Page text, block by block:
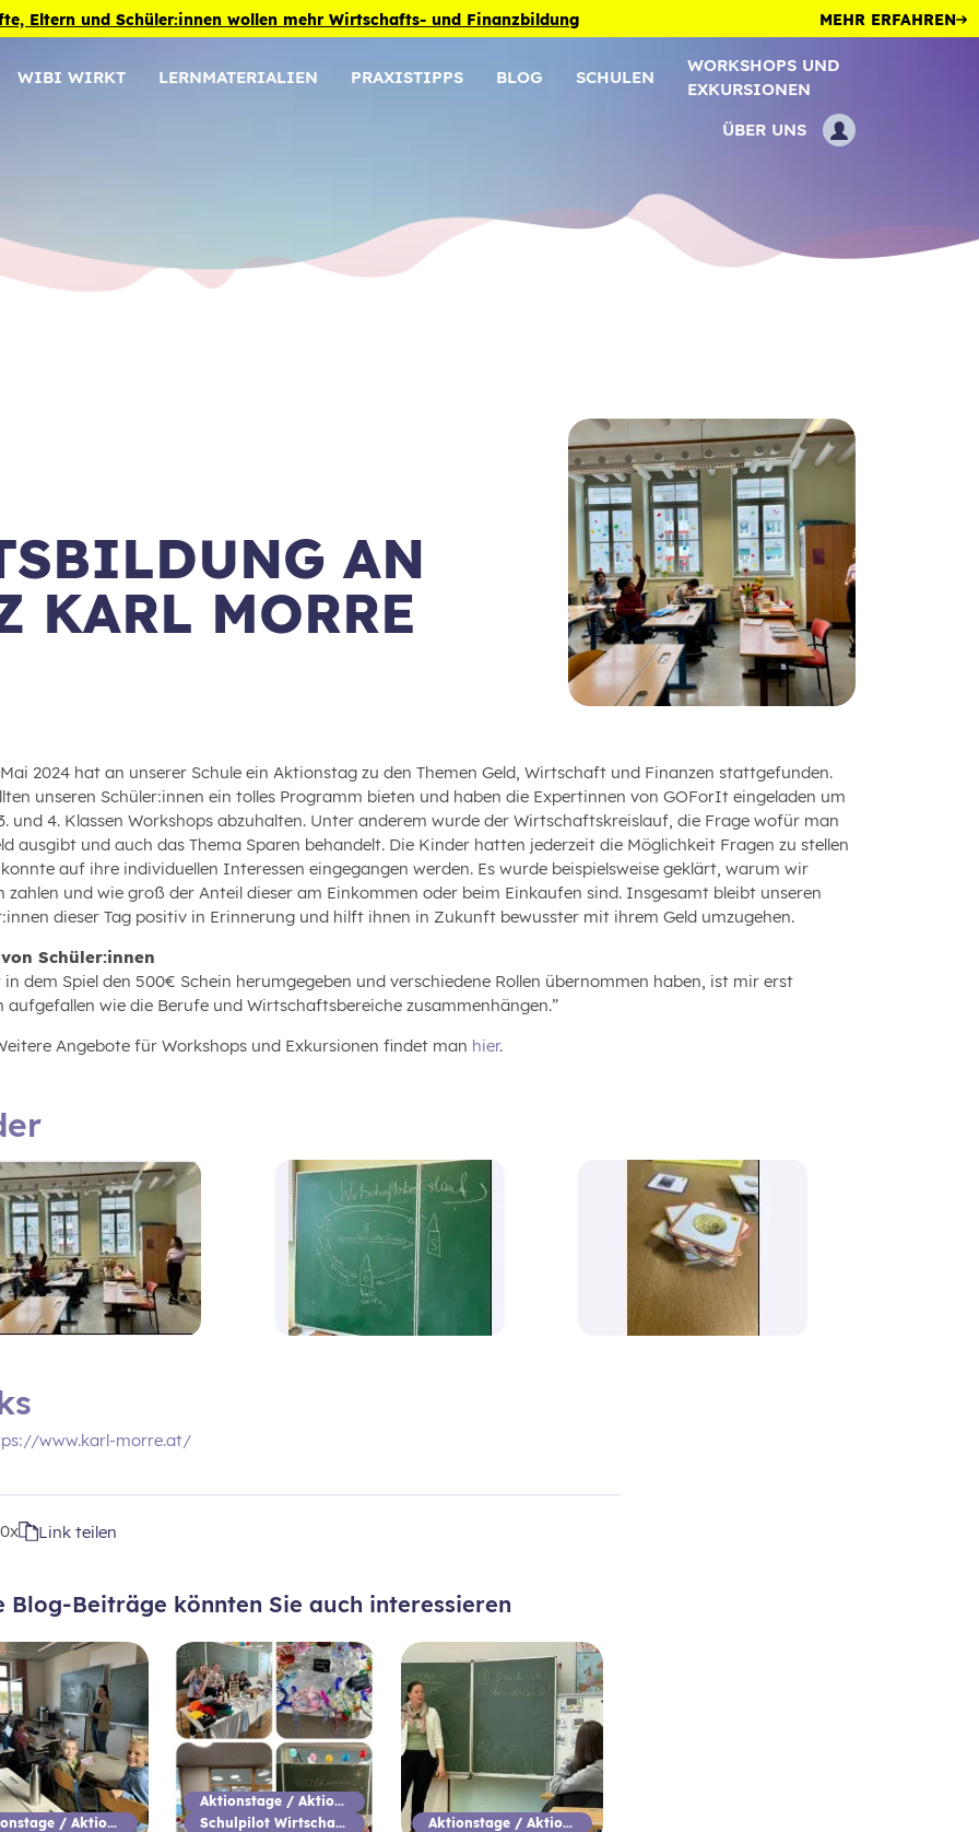
Eltern und Schüler:innen wollen mehr Wirtschafts- und Finanzbildung MEHR ERFAHREN
WIBI WIRKT LERNMATERIALIEN PRAXISTIPPS BLOG SCHULEN
WORKSHOPS UND
EXKURSIONEN
ÜBER UNS
AN
KARL MORRE
Mai 2024 hat an unserer Schule ein Aktionstag zu den Themen Geld, Wirtschaft und Finanzen stattgefunden.
unseren Schüler:innen ein tolles Programm bieten und haben die Expertinnen von GOForIt eingeladen um
und 4. Klassen Workshops abzuhalten. Unter anderem wurde der Wirtschaftskreislauf, die Frage wofür man
ausgibt und auch das Thema Sparen behandelt. Die Kinder hatten jederzeit die Möglichkeit Fragen zu stellen
auf ihre individuellen Interessen eingegangen werden. Es wurde beispielsweise geklärt, warum wir
zahlen und wie groß der Anteil dieser am Einkommen oder beim Einkaufen sind. Insgesamt bleibt unseren
dieser Tag positiv in Erinnerung und hilft ihnen in Zukunft bewusster mit ihrem Geld umzugehen.
Schüler:innen
in dem Spiel den 500€ Schein herumgegeben und verschiedene Rollen übernommen haben, ist mir erst
aufgefallen wie die Berufe und Wirtschaftsbereiche zusammenhängen.”
Angebote für Workshops und Exkursionen findet man hier.
www.karl-morre.at/
0x Link teilen
Blog-Beiträge könnten Sie auch interessieren
Aktionstage / Aktionswoche
Aktionstage / Aktionswoche
Schulpilot Wirtschaftsbildung
Aktionstage / Aktionswoche